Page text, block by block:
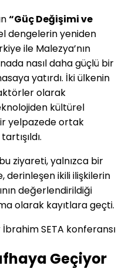
“Güç Değişimi ve
dengelerin yeniden
ile Malezya’nın
nasıl daha güçlü bir
yatırdı. İki ülkenin
olarak
kültürel
yelpazede ortak
ziyareti, yalnızca bir
derinleşen ikili ilişkilerin
değerlendirildiği
olarak kayıtlara geçti.
Geçiyor